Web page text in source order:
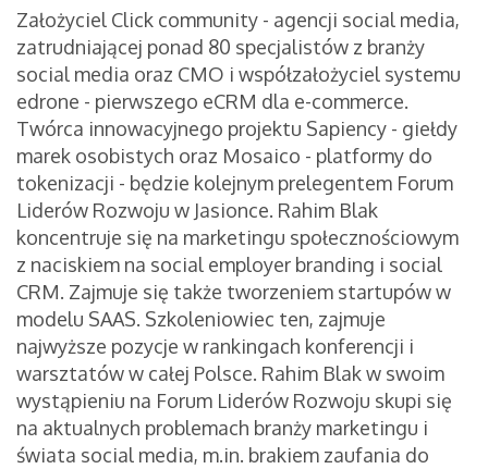
Założyciel Click community - agencji social media,
zatrudniającej ponad 80 specjalistów z branży
social media oraz CMO i współzałożyciel systemu
edrone - pierwszego eCRM dla e-commerce.
Twórca innowacyjnego projektu Sapiency - giełdy
marek osobistych oraz Mosaico - platformy do
tokenizacji - będzie kolejnym prelegentem Forum
Liderów Rozwoju w Jasionce. Rahim Blak
koncentruje się na marketingu społecznościowym
z naciskiem na social employer branding i social
CRM. Zajmuje się także tworzeniem startupów w
modelu SAAS. Szkoleniowiec ten, zajmuje
najwyższe pozycje w rankingach konferencji i
warsztatów w całej Polsce. Rahim Blak w swoim
wystąpieniu na Forum Liderów Rozwoju skupi się
na aktualnych problemach branży marketingu i
świata social media, m.in. brakiem zaufania do